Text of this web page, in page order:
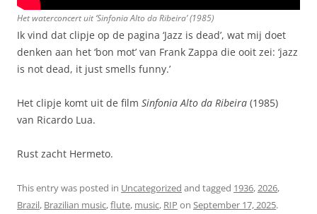
Het waterconcert uit ‘Sinfonia Alto da Ribeira’(1985)
Ik vind dat clipje op de pagina ‘Jazz is dead’, wat mij doet
denken aan het ‘bon mot’ van Frank Zappa die ooit zei: ‘jazz
is not dead, it just smells funny.’
Het clipje komt uit de film Sinfonia Alto da Ribeira (1985)
van Ricardo Lua.
Rust zacht Hermeto.
This entry was posted in Uncategorized and tagged 1936,2026,
Brazil, Brazilian music,flute, music, RIP on September 17, 2025.